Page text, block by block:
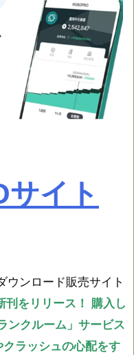
イト
ウンロード販売サイト
をリリース！
購入し
ンクルーム」サービス
クラッシュの心配をす